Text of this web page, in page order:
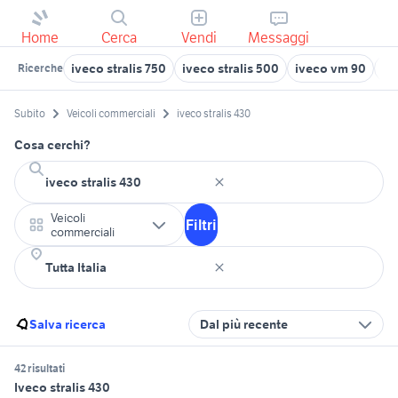
Home Cerca Vendi Messaggi
Ricerche iveco stralis 750 iveco stralis 500 iveco vm 90
Subito Veicoli commerciali iveco stralis 430
Cosa cerchi?
Veicoli
commerciali
Filtri
Salva ricerca Dal più recente
42 risultati
Iveco stralis 430